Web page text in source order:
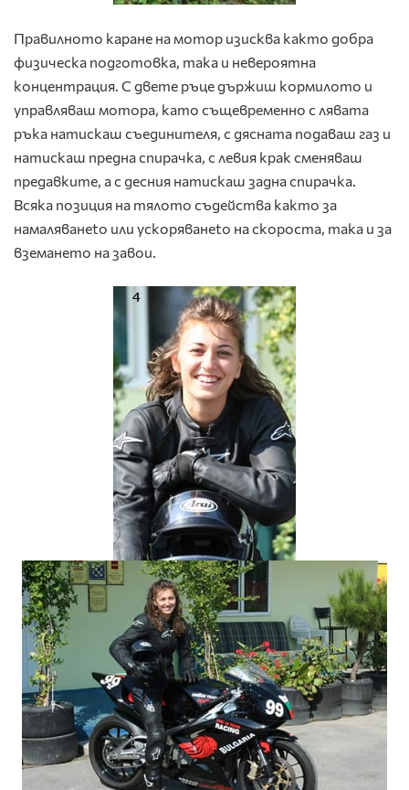
Правилното каране на мотор изисква както добра
физическа подготовка, така и невероятна
концентрация. С двете ръце държиш кормилото и
управляваш мотора, като същевременно с лявата
ръка натискаш съединителя, с дясната подаваш газ и
натискаш предна спирачка, с левия крак сменяваш
предавките, а с десния натискаш задна спирачка.
Всяка позиция на тялото съдейства както за
намаляванеto или ускоряванеto на скороста, така и за
вземането на завои.